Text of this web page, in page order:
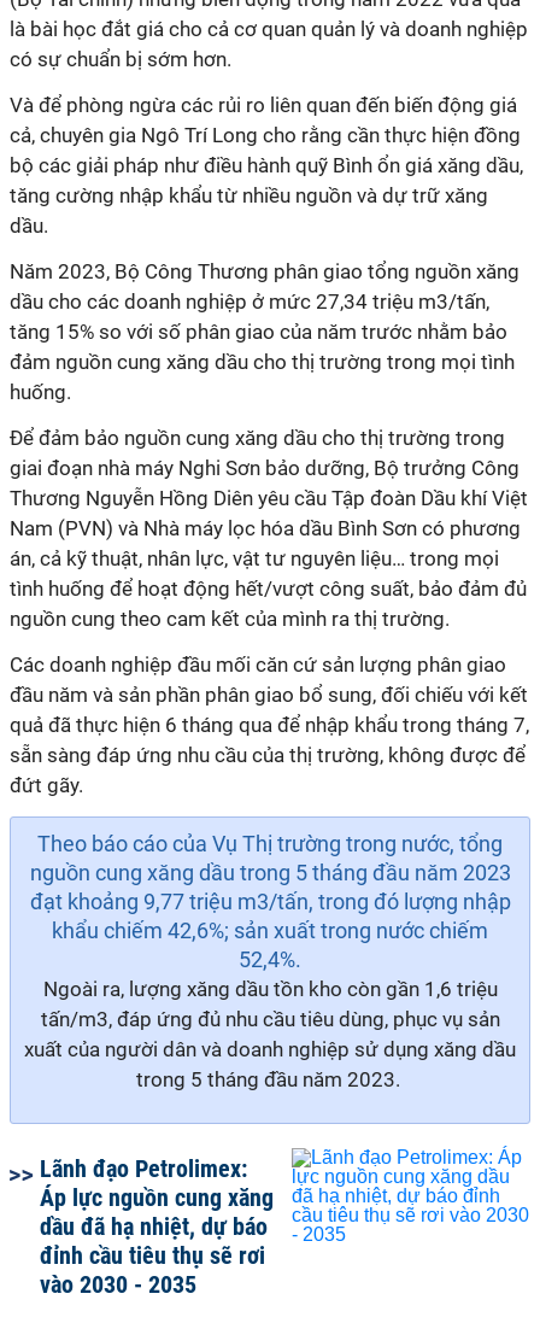
là bài học đắt giá cho cả cơ quan quản lý và doanh nghiệp
có sự chuẩn bị sớm hơn.
Và để phòng ngừa các rủi ro liên quan đến biến động giá
cả, chuyên gia Ngô Trí Long cho rằng cần thực hiện đồng
bộ các giải pháp như điều hành quỹ Bình ổn giá xăng dầu,
tăng cường nhập khẩu từ nhiều nguồn và dự trữ xăng
dầu.
Năm 2023, Bộ Công Thương phân giao tổng nguồn xăng
dầu cho các doanh nghiệp ở mức 27,34 triệu m3/tấn,
tăng 15% so với số phân giao của năm trước nhằm bảo
đảm nguồn cung xăng dầu cho thị trường trong mọi tình
huống.
Để đảm bảo nguồn cung xăng dầu cho thị trường trong
giai đoạn nhà máy Nghi Sơn bảo dưỡng, Bộ trưởng Công
Thương Nguyễn Hồng Diên yêu cầu Tập đoàn Dầu khí Việt
Nam (PVN) và Nhà máy lọc hóa dầu Bình Sơn có phương
án, cả kỹ thuật, nhân lực, vật tư nguyên liệu… trong mọi
tình huống để hoạt động hết/vượt công suất, bảo đảm đủ
nguồn cung theo cam kết của mình ra thị trường.
Các doanh nghiệp đầu mối căn cứ sản lượng phân giao
đầu năm và sản phần phân giao bổ sung, đối chiếu với kết
quả đã thực hiện 6 tháng qua để nhập khẩu trong tháng 7,
sẵn sàng đáp ứng nhu cầu của thị trường, không được để
đứt gãy.
Theo báo cáo của Vụ Thị trường trong nước, tổng
nguồn cung xăng dầu trong 5 tháng đầu năm 2023
đạt khoảng 9,77 triệu m3/tấn, trong đó lượng nhập
khẩu chiếm 42,6%; sản xuất trong nước chiếm
52,4%.
Ngoài ra, lượng xăng dầu tồn kho còn gần 1,6 triệu
tấn/m3, đáp ứng đủ nhu cầu tiêu dùng, phục vụ sản
xuất của người dân và doanh nghiệp sử dụng xăng dầu
trong 5 tháng đầu năm 2023.
Lãnh đạo Petrolimex:
Áp lực nguồn cung xăng
dầu đã hạ nhiệt, dự báo
đỉnh cầu tiêu thụ sẽ rơi
vào 2030 - 2035